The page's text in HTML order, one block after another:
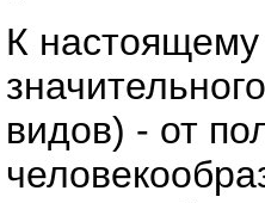
К
видов) - от